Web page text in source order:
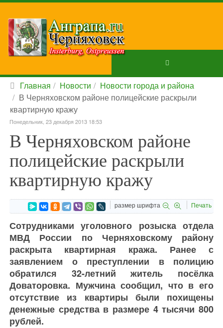
Главная Новости
Новости города и района
В Черняховском районе полицейские раскрыли
квартирную кражу
Понедельник, 23 декабря 2013 18:53
В Черняховском районе
полицейские раскрыли
квартирную кражу
размер шрифта Печать
Сотрудниками уголовного розыска отдела
МВД России по Черняховскому району
раскрыта квартирная кража. Ранее с
заявлением о преступлении в полицию
обратился 32-летний житель посёлка
Доваторовка. Мужчина сообщил, что в его
отсутствие из квартиры были похищены
денежные средства в размере 4 тысячи 800
рублей.